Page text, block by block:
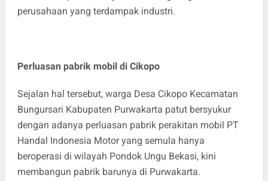
perusahaan yang terdampak industri.
Perluasan pabrik mobil di Cikopo
Sejalan hal tersebut, warga Desa Cikopo Kecamatan
Bungursari Kabupaten Purwakarta patut bersyukur
dengan adanya perluasan pabrik perakitan mobil PT
Handal Indonesia Motor yang semula hanya
beroperasi di wilayah Pondok Ungu Bekasi, kini
membangun pabrik barunya di Purwakarta.